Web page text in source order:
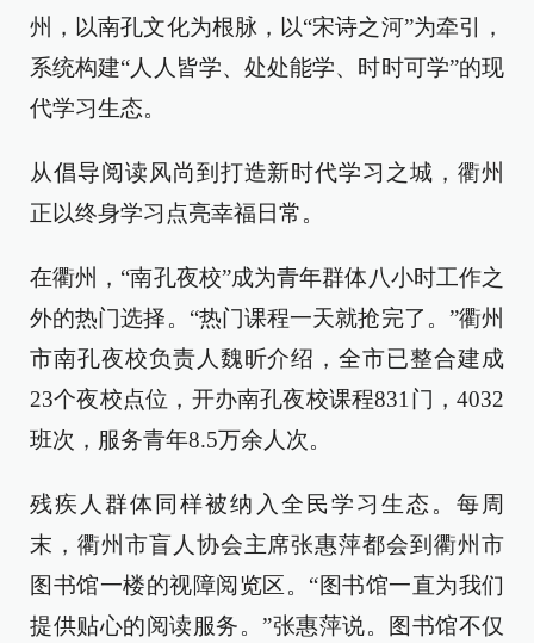
州，以南孔文化为根脉，以“宋诗之河”为牵引，
系统构建“人人皆学、处处能学、时时可学”的现
代学习生态。
从倡导阅读风尚到打造新时代学习之城，衢州
正以终身学习点亮幸福日常。
在衢州，“南孔夜校”成为青年群体八小时工作之
外的热门选择。“热门课程一天就抢完了。”衢州
市南孔夜校负责人魏昕介绍，全市已整合建成
23个夜校点位，开办南孔夜校课程831门，4032
班次，服务青年8.5万余人次。
残疾人群体同样被纳入全民学习生态。每周
末，衢州市盲人协会主席张惠萍都会到衢州市
图书馆一楼的视障阅览区。“图书馆一直为我们
提供贴心的阅读服务。”张惠萍说。图书馆不仅